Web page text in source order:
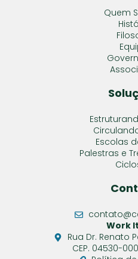
Quem
Circulando
Escolas
Palestras e
Work
Rua Dr. Renato
CEP. 04530-